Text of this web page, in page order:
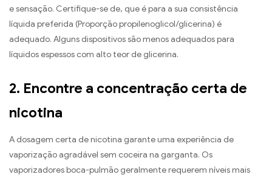
e sensação. Certifique-se de, que é para a sua consistência
líquida preferida (Proporção propilenoglicol/glicerina) é
adequado. Alguns dispositivos são menos adequados para
líquidos espessos com alto teor de glicerina.
2. Encontre a concentração certa de
nicotina
A dosagem certa de nicotina garante uma experiência de
vaporização agradável sem coceira na garganta. Os
vaporizadores boca-pulmão geralmente requerem níveis mais